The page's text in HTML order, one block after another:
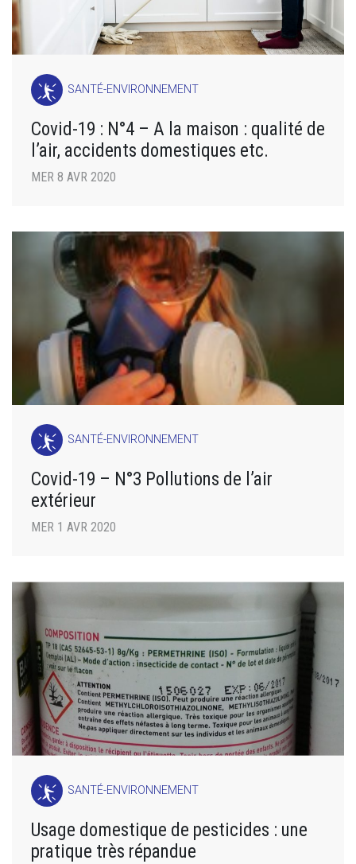
SANTÉ-ENVIRONNEMENT
Covid-19 : N°4 – A la maison : qualité de
l’air, accidents domestiques etc.
MER 8 AVR 2020
SANTÉ-ENVIRONNEMENT
Covid-19 – N°3 Pollutions de l’air
extérieur
MER 1 AVR 2020
SANTÉ-ENVIRONNEMENT
Usage domestique de pesticides : une
pratique très répandue